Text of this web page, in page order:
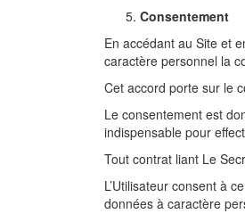
Consentement
En accédant au Site et
caractère personnel la
Cet accord porte sur le
Le consentement est
indispensable pour
Tout contrat liant Le
L’Utilisateur consent à
données à caractère